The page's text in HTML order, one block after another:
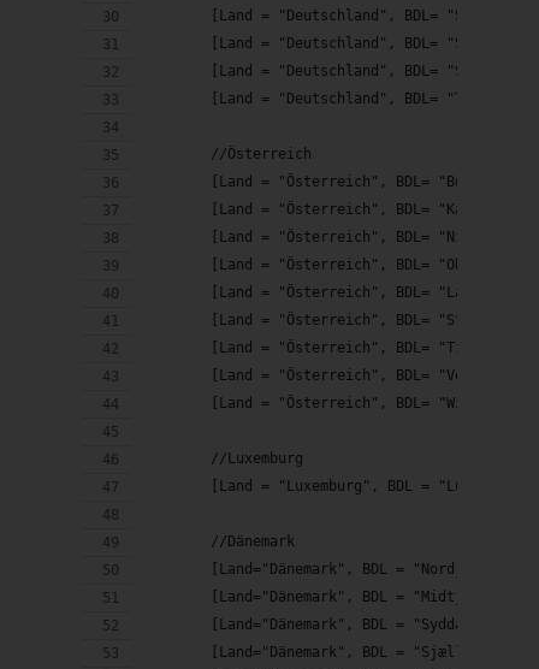
[Land = "Deutschland", BDL=
[Land = "Deutschland", BDL= "Sachsen-
[Land = "Deutschland", BDL=
[Land = "Deutschland", BDL=
        //Österreich
[Land = "Österreich", BDL=
[Land = "Österreich", BDL= "Land
[Land = "Österreich", BDL=
        [Land = "Österreich", BDL= "Tirol"],
[Land = "Österreich", BDL=
        [Land = "Österreich", BDL= "Wien"],
        //Luxemburg
[Land = "Luxemburg", BDL =
        //Dänemark
        [Land="Dänemark", BDL = "Nordjylland"],
        [Land="Dänemark", BDL = "Midtjylland"],
        [Land="Dänemark", BDL = "Syddanmark"],
        [Land="Dänemark", BDL = "Sjælland"],